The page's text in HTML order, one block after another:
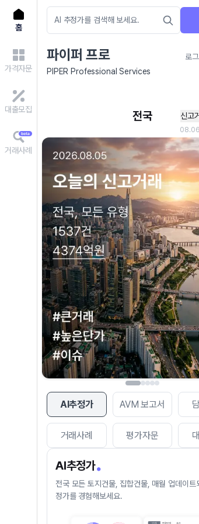
홈
가격자문
대출모집
거래사례
파이퍼 프로
로
PIPER Professional Services
AI추정가 AVM 보고서
거래사례 평가자문
AI추정가
전국 모든 토지건물, 집합건물, 매월 업데이트
정가를 경험해보세요.